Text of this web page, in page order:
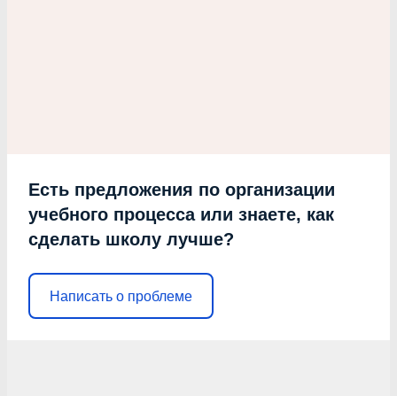
Есть предложения по организации
учебного процесса или знаете, как
сделать школу лучше?
Написать о проблеме